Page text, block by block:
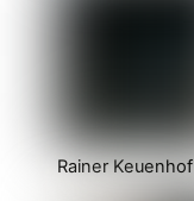
Rainer Keuenhof